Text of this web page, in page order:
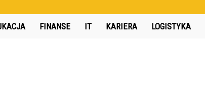
FINANSE IT KARIERA LOGISTYKA